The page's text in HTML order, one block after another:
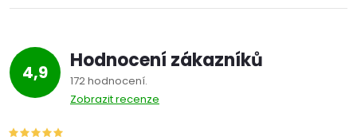
4,9 Hodnocení zákazníků
172 hodnocení
Zobrazit recenze